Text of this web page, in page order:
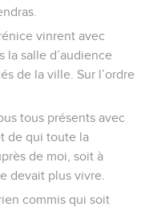
vinrent avec
la salle d’audience
de la ville. Sur l’ordre
tous présents avec
de qui toute la
de moi, soit à
devait plus vivre.
commis qui soit